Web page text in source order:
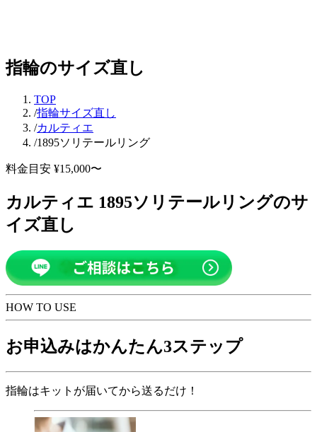
指輪のサイズ直し
TOP
/指輪サイズ直し
/カルティエ
/1895ソリテールリング
料金目安 ¥15,000〜
カルティエ 1895ソリテールリングのサ
イズ直し
HOW TO USE
お申込みはかんたん3ステップ
指輪はキットが届いてから送るだけ！